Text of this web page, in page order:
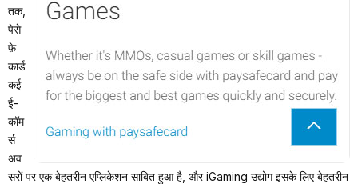
तक,
पेसे
फ़े
कार्ड
कई
ई-
कॉम
र्स
अव
सरों पर एक बेहतरीन एप्लिकेशन साबित हुआ है, और iGaming उद्योग इसके लिए बेहतरीन